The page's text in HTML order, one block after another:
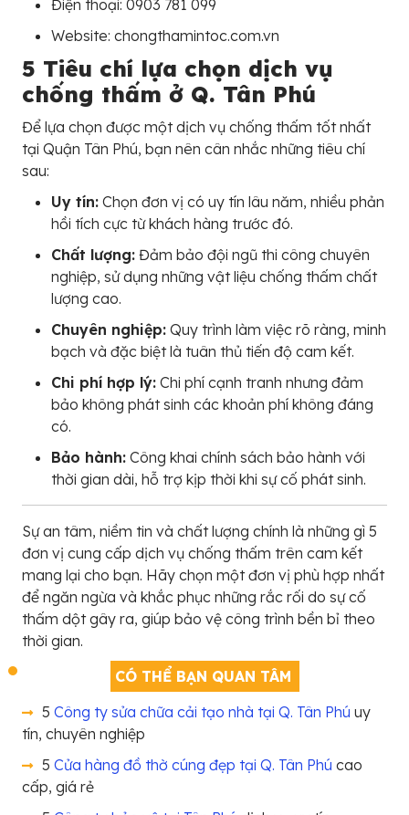
Điện thoại: 0903 781 099
Website: chongthamintoc.com.vn
5 Tiêu chí lựa chọn dịch vụ
chống thấm ở Q. Tân Phú
Để lựa chọn được một dịch vụ chống thấm tốt nhất
tại Quận Tân Phú, bạn nên cân nhắc những tiêu chí
sau:
Uy tín: Chọn đơn vị có uy tín lâu năm, nhiều phản
hồi tích cực từ khách hàng trước đó.
Chất lượng: Đảm bảo đội ngũ thi công chuyên
nghiệp, sử dụng những vật liệu chống thấm chất
lượng cao.
Chuyên nghiệp: Quy trình làm việc rõ ràng, minh
bạch và đặc biệt là tuân thủ tiến độ cam kết.
Chi phí hợp lý: Chi phí cạnh tranh nhưng đảm
bảo không phát sinh các khoản phí không đáng
có.
Bảo hành: Công khai chính sách bảo hành với
thời gian dài, hỗ trợ kịp thời khi sự cố phát sinh.
Sự an tâm, niềm tin và chất lượng chính là những gì 5
đơn vị cung cấp dịch vụ chống thấm trên cam kết
mang lại cho bạn. Hãy chọn một đơn vị phù hợp nhất
để ngăn ngừa và khắc phục những rắc rối do sự cố
thấm dột gây ra, giúp bảo vệ công trình bền bỉ theo
thời gian.
CÓ THỂ BẠN QUAN TÂM
5 Công ty sửa chữa cải tạo nhà tại Q. Tân Phú uy
tín, chuyên nghiệp
5 Cửa hàng đồ thờ cúng đẹp tại Q. Tân Phú cao
cấp, giá rẻ